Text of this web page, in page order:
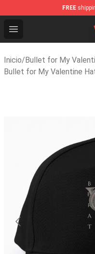
FREE
Open menu
Bullet for My
Inicio/Bullet for My
Bullet for My Valentine